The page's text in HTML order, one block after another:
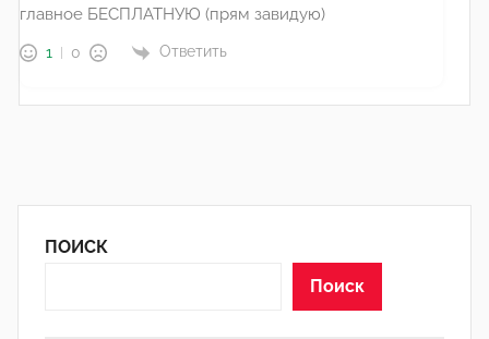
главное БЕСПЛАТНУЮ (прям завидую)
1 0 Ответить
ПОИСК
Поиск